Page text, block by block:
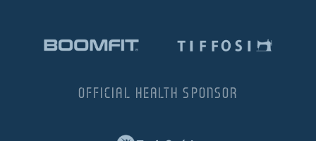
OFFICIAL HEALTH SPONSOR